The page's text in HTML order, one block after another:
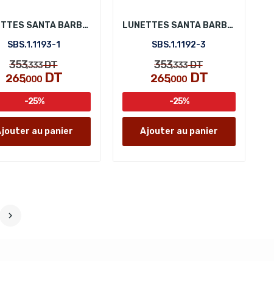
LUNETTES SANTA BARBARA POLO SBS.1.1193-1
SBS.1.1193-1
353,333DT
265,000 DT
-25%
au panier
LUNETTES SANTA BARBARA POLO SBS.1.1192-3
SBS.1.1192-3
353,333DT
265,000 DT
-25%
Ajouter au panier
